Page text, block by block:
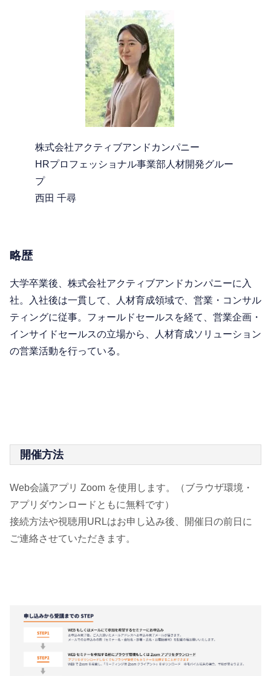
株式会社アクティブアンドカンパニー
HRプロフェッショナル事業部人材開発グルー
プ
西田 千尋
略歴
大学卒業後、株式会社アクティブアンドカンパニーに入
社。入社後は一貫して、人材育成領域で、営業・コンサル
ティングに従事。フォールドセールスを経て、営業企画・
インサイドセールスの立場から、人材育成ソリューション
の営業活動を行っている。
開催方法
Web会議アプリ Zoom を使用します。（ブラウザ環境・
アプリダウンロードともに無料です）
接続方法や視聴用URLはお申し込み後、開催日の前日に
ご連絡させていただきます。